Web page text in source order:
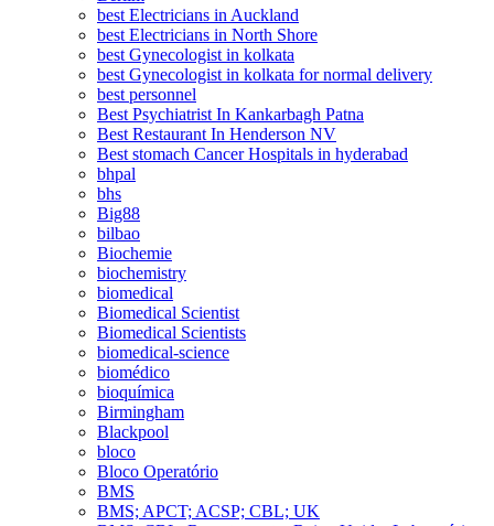
best Electricians in Auckland
best Electricians in North Shore
best Gynecologist in kolkata
best Gynecologist in kolkata for normal delivery
best personnel
Best Psychiatrist In Kankarbagh Patna
Best Restaurant In Henderson NV
Best stomach Cancer Hospitals in hyderabad
bhpal
bhs
Big88
bilbao
Biochemie
biochemistry
biomedical
Biomedical Scientist
Biomedical Scientists
biomedical-science
biomédico
bioquímica
Birmingham
Blackpool
bloco
Bloco Operatório
BMS
BMS; APCT; ACSP; CBL; UK